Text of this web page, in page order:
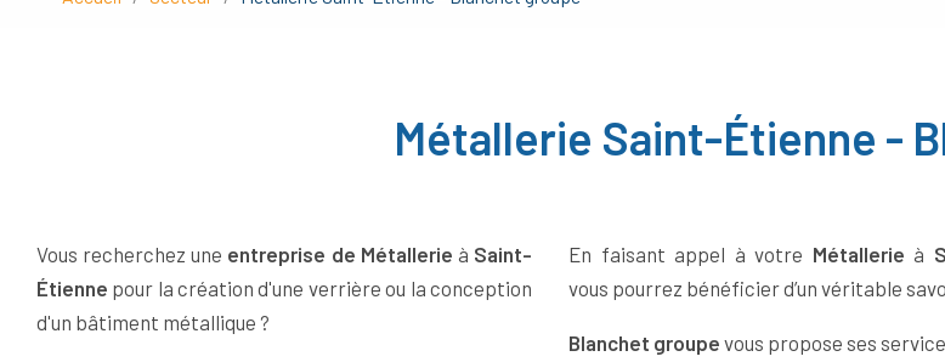
Métallerie Saint-Étienne -
Vous recherchez une entreprise de Métallerie à Saint-
Étienne pour la création d'une verrière ou la conception
d'un bâtiment métallique ?
En faisant appel à votre Métallerie à
vous pourrez bénéficier d’un véritable
Blanchet groupe vous propose ses